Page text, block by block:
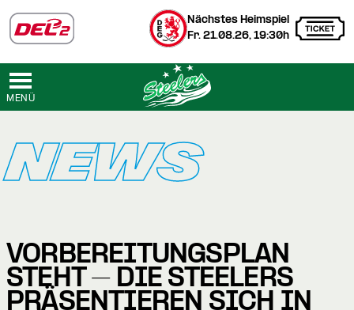
Nächstes Heimspiel
Fr. 21.08.26, 19:30h
MENÜ
NEWS
VORBEREITUNGSPLAN
STEHT – DIE STEELERS
PRÄSENTIEREN SICH IN